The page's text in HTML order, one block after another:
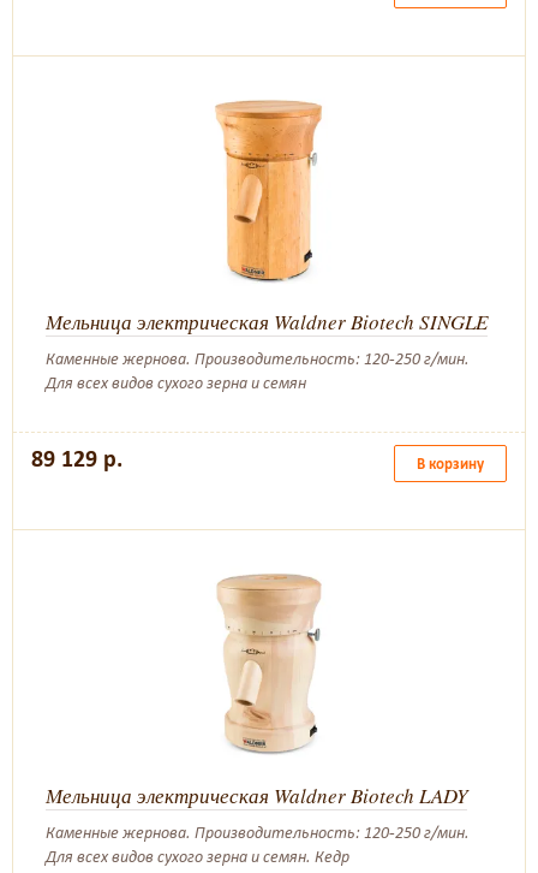
Мельница электрическая Waldner Biotech SINGLE
Каменные жернова. Производительность: 120-250 г/мин.
Для всех видов сухого зерна и семян
89 129 р. В корзину
Мельница электрическая Waldner Biotech LADY
Каменные жернова. Производительность: 120-250 г/мин.
Для всех видов сухого зерна и семян. Кедр